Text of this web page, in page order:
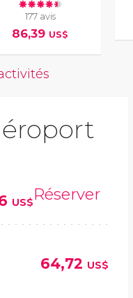
177 avis
86,39 US$
US$Réserver
64,72 US$